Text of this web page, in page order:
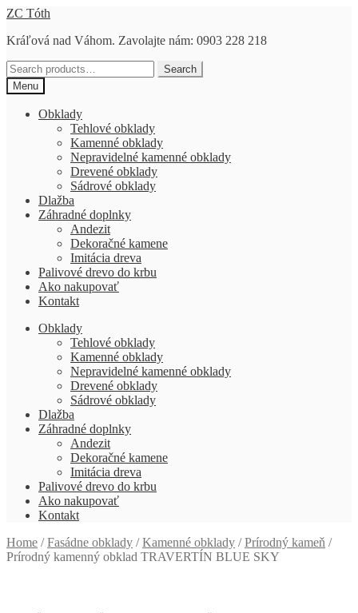
Preskočiť
navigáciu
Preskočiť
obsah
ZC Tóth
Kráľová nad Váhom. Zavolajte nám: 0903 228 218
Search
for:
Search
Menu
Obklady
Tehlové obklady
Kamenné obklady
Nepravidelné kamenné obklady
Drevené obklady
Sádrové obklady
Dlažba
Záhradné doplnky
Andezit
Dekoračné kamene
Imitácia dreva
Palivové drevo do krbu
Ako nakupovať
Kontakt
Obklady
Tehlové obklady
Kamenné obklady
Nepravidelné kamenné obklady
Drevené obklady
Sádrové obklady
Dlažba
Záhradné doplnky
Andezit
Dekoračné kamene
Imitácia dreva
Palivové drevo do krbu
Ako nakupovať
Kontakt
Home /Fasádne obklady /Kamenné obklady /Prírodný kameň /
Prírodný kamenný obklad TRAVERTÍN BLUE SKY